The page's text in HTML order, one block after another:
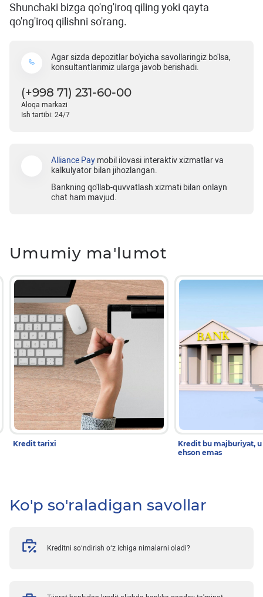
Shunchaki bizga qo'ng'iroq qiling yoki qayta
qo'ng'iroq qilishni so'rang.
Agar sizda depozitlar bo'yicha savollaringiz bo'lsa,
konsultantlarimiz ularga javob berishadi.
(+998 71) 231-60-00
Aloqa markazi
Ish tartibi: 24/7
Alliance Pay mobil ilovasi interaktiv xizmatlar va
kalkulyator bilan jihozlangan.
Bankning qo'llab-quvvatlash xizmati bilan onlayn
chat ham mavjud.
Umumiy ma'lumot
Kredit tarixi
Kredit bu majburiyat, u
ehson emas
Ko'p so'raladigan savollar
Kreditni so‘ndirish o‘z ichiga nimalarni oladi?